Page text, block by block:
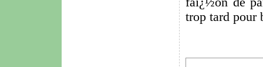
trop tard pour